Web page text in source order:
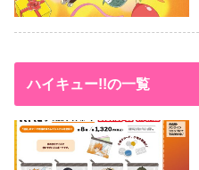
ハイキュー!!の一覧